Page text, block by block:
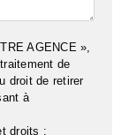
AGENCE »,
de
droit de retirer
à
droits :